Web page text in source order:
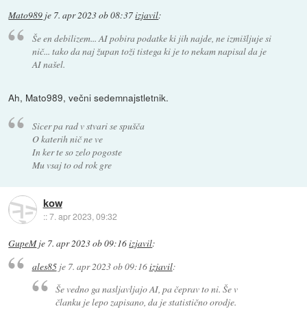
Mato989 je 7. apr 2023 ob 08:37izjavil:
Še en debilizem... AI pobira podatke ki jih najde, ne izmišljuje si
nič... tako da naj župan toži tistega ki je to nekam napisal da je
AI našel.
Ah, Mato989, večni sedemnajstletnik.
Sicer pa rad v stvari se spušča
O katerih nič ne ve
In ker te so zelo pogoste
Mu vsaj to od rok gre
kow
::7. apr 2023, 09:32
GupeMje 7. apr 2023 ob 09:16izjavil:
ales85je 7. apr 2023 ob 09:16izjavil:
Še vedno ga nasljavljajo AI, pa čeprav to ni. Še v
članku je lepo zapisano, da je statistično orodje.